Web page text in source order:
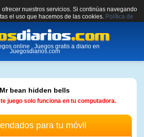
nuestros servicios. Si continúas navegando
el uso que hacemos de las cookies. Política de
cookies.
online , Juegos gratis a diario en
Juegosdiarios.com
Mr bean hidden bells
juego solo funciona en tu computadora.
para tu móvil